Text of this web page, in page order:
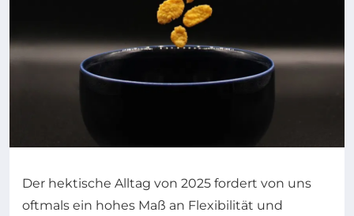
Der hektische Alltag von 2025 fordert von uns
oftmals ein hohes Maß an Flexibilität und